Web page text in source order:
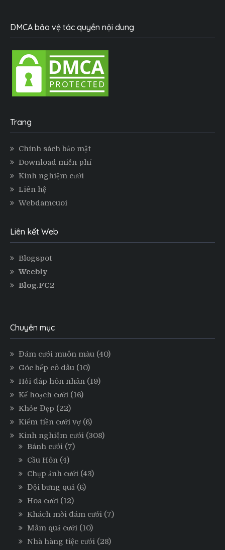
DMCA bảo vệ tác quyền nội dung
Trang
Chính sách bảo mật
Download miễn phí
Kinh nghiệm cưới
Liên hệ
Webdamcuoi
Liên kết Web
Blogspot
Weebly
Blog.FC2
Chuyên mục
Đám cưới muôn màu (40)
Góc bếp cô dâu (10)
Hỏi đáp hôn nhân (19)
Kế hoạch cưới (16)
Khỏe Đẹp (22)
Kiếm tiền cưới vợ (6)
Kinh nghiệm cưới (308)
Bánh cưới (7)
Cầu Hôn (4)
Chụp ảnh cưới (43)
Đội bưng quả (6)
Hoa cưới (12)
Khách mời đám cưới (7)
Mâm quả cưới (10)
Nhà hàng tiệc cưới (28)